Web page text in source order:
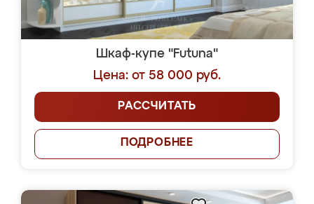
Шкаф-купе "Futuna"
Цена: от 58 000 руб.
РАССЧИТАТЬ
ПОДРОБНЕЕ